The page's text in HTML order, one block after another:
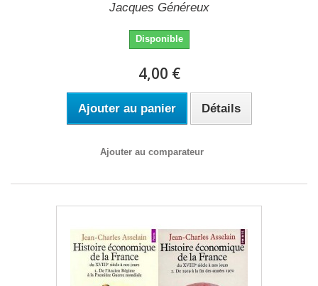
Jacques Généreux
Disponible
4,00 €
Ajouter au panier Détails
Ajouter au comparateur